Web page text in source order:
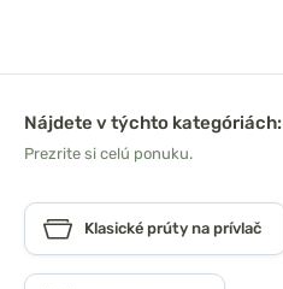
Nájdete v týchto kategóriách:
Prezrite si celú ponuku.
Klasické prúty na prívlač